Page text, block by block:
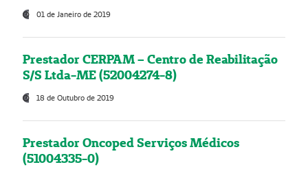
01 de Janeiro de 2019
Prestador CERPAM – Centro de Reabilitação
S/S Ltda-ME (52004274-8)
18 de Outubro de 2019
Prestador Oncoped Serviços Médicos
(51004335-0)